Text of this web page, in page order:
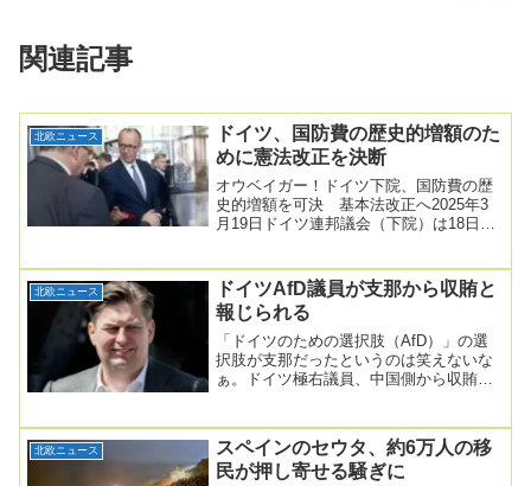
関連記事
北欧ニュース
ドイツ、国防費の歴史的増額のた
めに憲法改正を決断
オウベイガー！ドイツ下院、国防費の歴
史的増額を可決 基本法改正へ2025年3
月19日ドイツ連邦議会（下院）は18日、
北欧ニュース
ドイツAfD議員が支那から収賄と
報じられる
「ドイツのための選択肢（AfD）」の選
択肢が支那だったというのは笑えないな
ぁ。ドイツ極右議員、中国側から収賄
北欧ニュース
スペインのセウタ、約6万人の移
民が押し寄せる騒ぎに